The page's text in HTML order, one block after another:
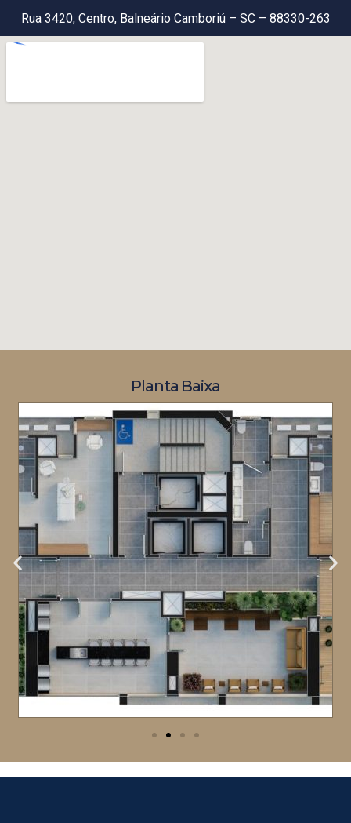
Rua 3420, Centro, Balneário Camboriú – SC – 88330-263
Planta Baixa